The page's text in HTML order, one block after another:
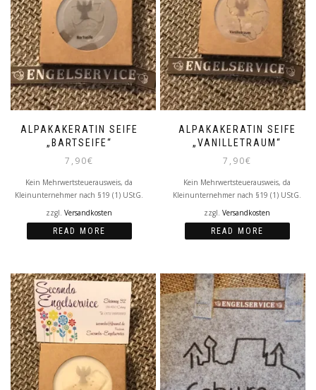
ALPAKAKERATIN SEIFE
„BARTSEIFE“
7,90€
Kein Mehrwertsteuerausweis, da
Kleinunternehmer nach §19 (1) UStG.
zzgl. Versandkosten
READ MORE
ALPAKAKERATIN SEIFE
„VANILLETRAUM“
7,90€
Kein Mehrwertsteuerausweis, da
Kleinunternehmer nach §19 (1) UStG.
zzgl. Versandkosten
READ MORE